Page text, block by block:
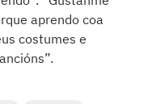
aprendo coa
costumes e